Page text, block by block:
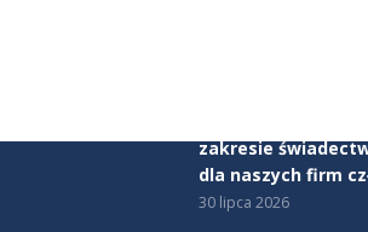
zakresie
dla naszych firm
30 lipca 2026